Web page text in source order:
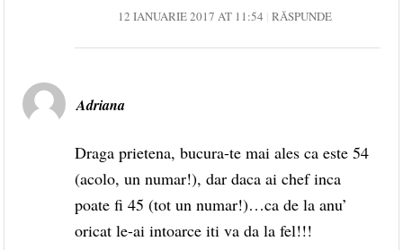
12 IANUARIE 2017 AT 11:54 RĂSPUNDE
Adriana
Draga prietena, bucura-te mai ales ca este 54
(acolo, un numar!), dar daca ai chef inca
poate fi 45 (tot un numar!)…ca de la anu’
oricat le-ai intoarce iti va da la fel!!!